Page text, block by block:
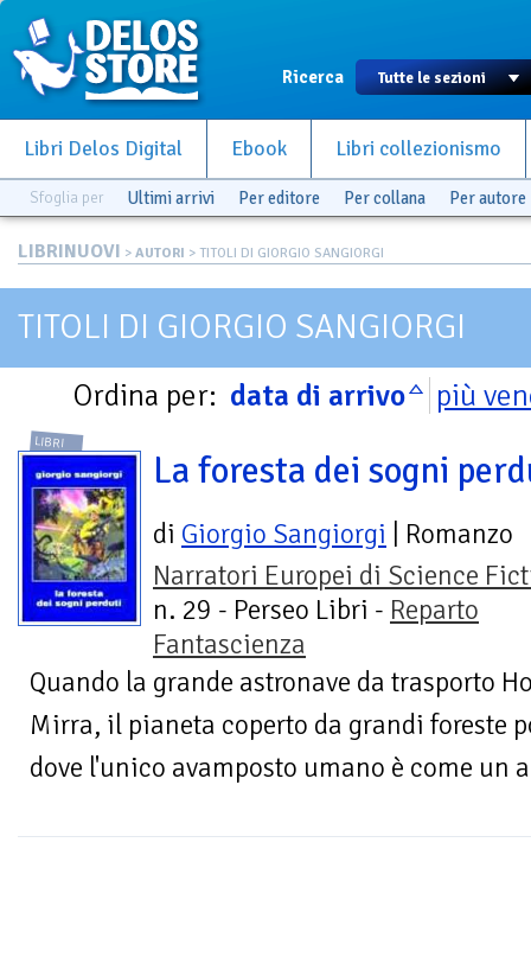
Ricerca
Libri Delos Digital Ebook Libri collezionismo
Sfoglia per Ultimi arrivi Per editore Per collana Per autore
LIBRINUOVI > AUTORI > TITOLI DI GIORGIO SANGIORGI
TITOLI DI GIORGIO SANGIORGI
Ordina per: data di arrivo più
LIBRI
La foresta dei sogni
di Giorgio Sangiorgi | Romanzo
Narratori Europei di Science
n. 29 - Perseo Libri - Reparto
Fantascienza
Quando la grande astronave da trasporto
Mirra, il pianeta coperto da grandi foreste
dove l'unico avamposto umano è come un